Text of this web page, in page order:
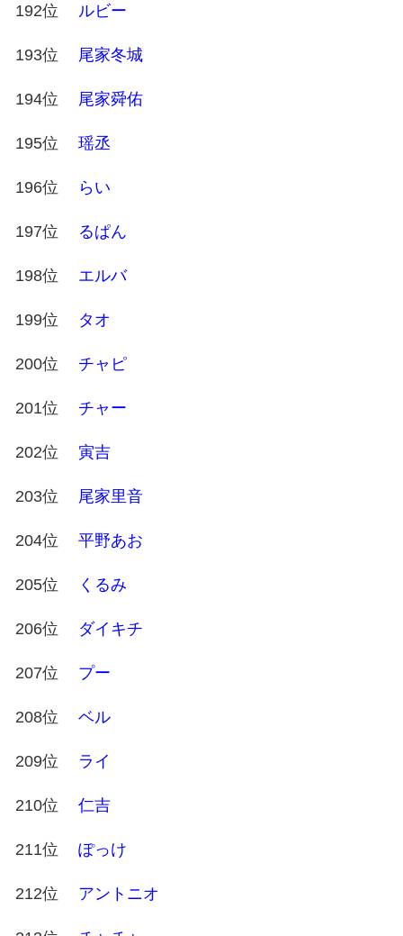
192位 ルビー
193位 尾家冬城
194位 尾家舜佑
195位 瑶丞
196位 らい
197位 るぱん
198位 エルバ
199位 タオ
200位 チャピ
201位 チャー
202位 寅吉
203位 尾家里音
204位 平野あお
205位 くるみ
206位 ダイキチ
207位 プー
208位 ベル
209位 ライ
210位 仁吉
211位 ぽっけ
212位 アントニオ